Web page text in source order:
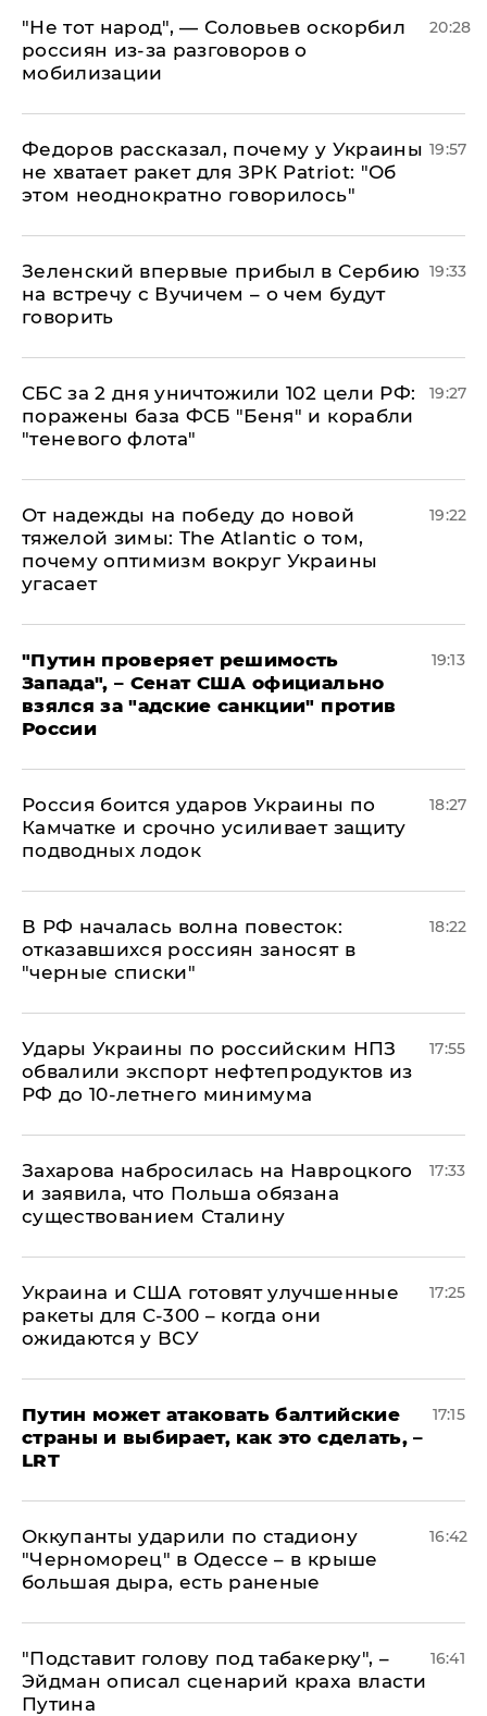
​"Не тот народ", — Соловьев оскорбил
россиян из-за разговоров о
мобилизации
20:28
Федоров рассказал, почему у Украины
не хватает ракет для ЗРК Patriot: "Об
этом неоднократно говорилось"
19:57
Зеленский впервые прибыл в Сербию
на встречу с Вучичем – о чем будут
говорить
19:33
СБС за 2 дня уничтожили 102 цели РФ:
поражены база ФСБ "Беня" и корабли
"теневого флота"
19:27
От надежды на победу до новой
тяжелой зимы: The Atlantic о том,
почему оптимизм вокруг Украины
угасает
19:22
"Путин проверяет решимость
Запада", – Сенат США официально
взялся за "адские санкции" против
России
19:13
Россия боится ударов Украины по
Камчатке и срочно усиливает защиту
подводных лодок
18:27
​В РФ началась волна повесток:
отказавшихся россиян заносят в
"черные списки"
18:22
Удары Украины по российским НПЗ
обвалили экспорт нефтепродуктов из
РФ до 10-летнего минимума
17:55
​Захарова набросилась на Навроцкого
и заявила, что Польша обязана
существованием Сталину
17:33
Украина и США готовят улучшенные
ракеты для С-300 – когда они
ожидаются у ВСУ
17:25
Путин может атаковать балтийские
страны и выбирает, как это сделать, –
LRT
17:15
Оккупанты ударили по стадиону
"Черноморец" в Одессе – в крыше
большая дыра, есть раненые
16:42
​"Подставит голову под табакерку", –
Эйдман описал сценарий краха власти
Путина
16:41